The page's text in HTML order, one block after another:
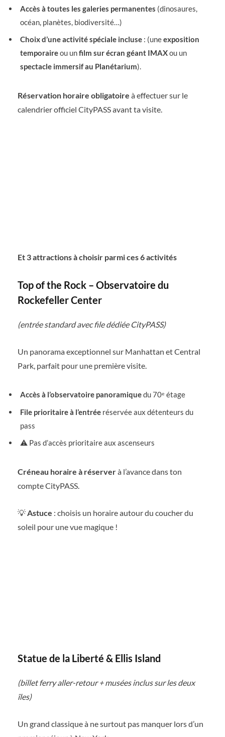
Accès à toutes les galeries permanentes (dinosaures,
océan, planètes, biodiversité…)
Choix d’une activité spéciale incluse : (uneexposition
temporaireou unfilm sur écran géant IMAXou un
spectacle immersif au Planétarium).
Réservation horaire obligatoire à effectuer sur le
calendrier officiel CityPASS avant ta visite.
Et 3 attractions à choisir parmi ces 6 activités
Top of the Rock – Observatoire du
Rockefeller Center
(entrée standard avec file dédiée CityPASS)
Un panorama exceptionnel sur Manhattan et Central
Park, parfait pour une première visite.
Accès à l’observatoire panoramiquedu 70ᵉ étage
File prioritaire à l’entrée réservée aux détenteurs du
pass
⚠️ Pas d’accès prioritaire aux ascenseurs
Créneau horaire à réserverà l’avance dans ton
compte CityPASS.
💡Astuce : choisis un horaire autour du coucher du
soleil pour une vue magique !
Statue de la Liberté & Ellis Island
(billet ferry aller-retour + musées inclus sur les deux
îles)
Un grand classique à ne surtout pas manquer lors d’un